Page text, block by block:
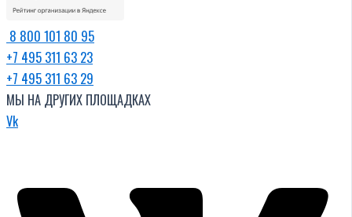
8 800 101 80 95
+7 495 311 63 23
+7 495 311 63 29
МЫ НА ДРУГИХ ПЛОЩАДКАХ
Vk